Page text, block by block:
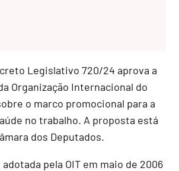
Legislativo 720/24 aprova a
Organização Internacional do
o marco promocional para a
no trabalho. A proposta está
dos Deputados.
pela OIT em maio de 2006